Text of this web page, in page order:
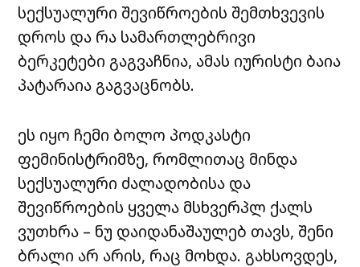
სექსუალური შევიწროების შემთხვევის
დროს და რა სამართლებრივი
ბერკეტები გაგვაჩნია, ამას იურისტი ბაია
პატარაია გაგვაცნობს.
ეს იყო ჩემი ბოლო პოდკასტი
ფემინისტრიმზე, რომლითაც მინდა
სექსუალური ძალადობისა და
შევიწროების ყველა მსხვერპლ ქალს
ვუთხრა – ნუ დაიდანაშაულებ თავს, შენი
ბრალი არ არის, რაც მოხდა. გახსოვდეს,